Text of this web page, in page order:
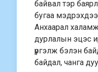
байвал тэр
бугаа
Анхаарал
дурлалын эцэс
үргэлж бэлэн
байдал, чанга